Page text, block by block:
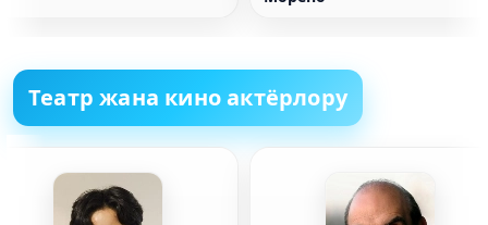
Театр жана кино актёрлору